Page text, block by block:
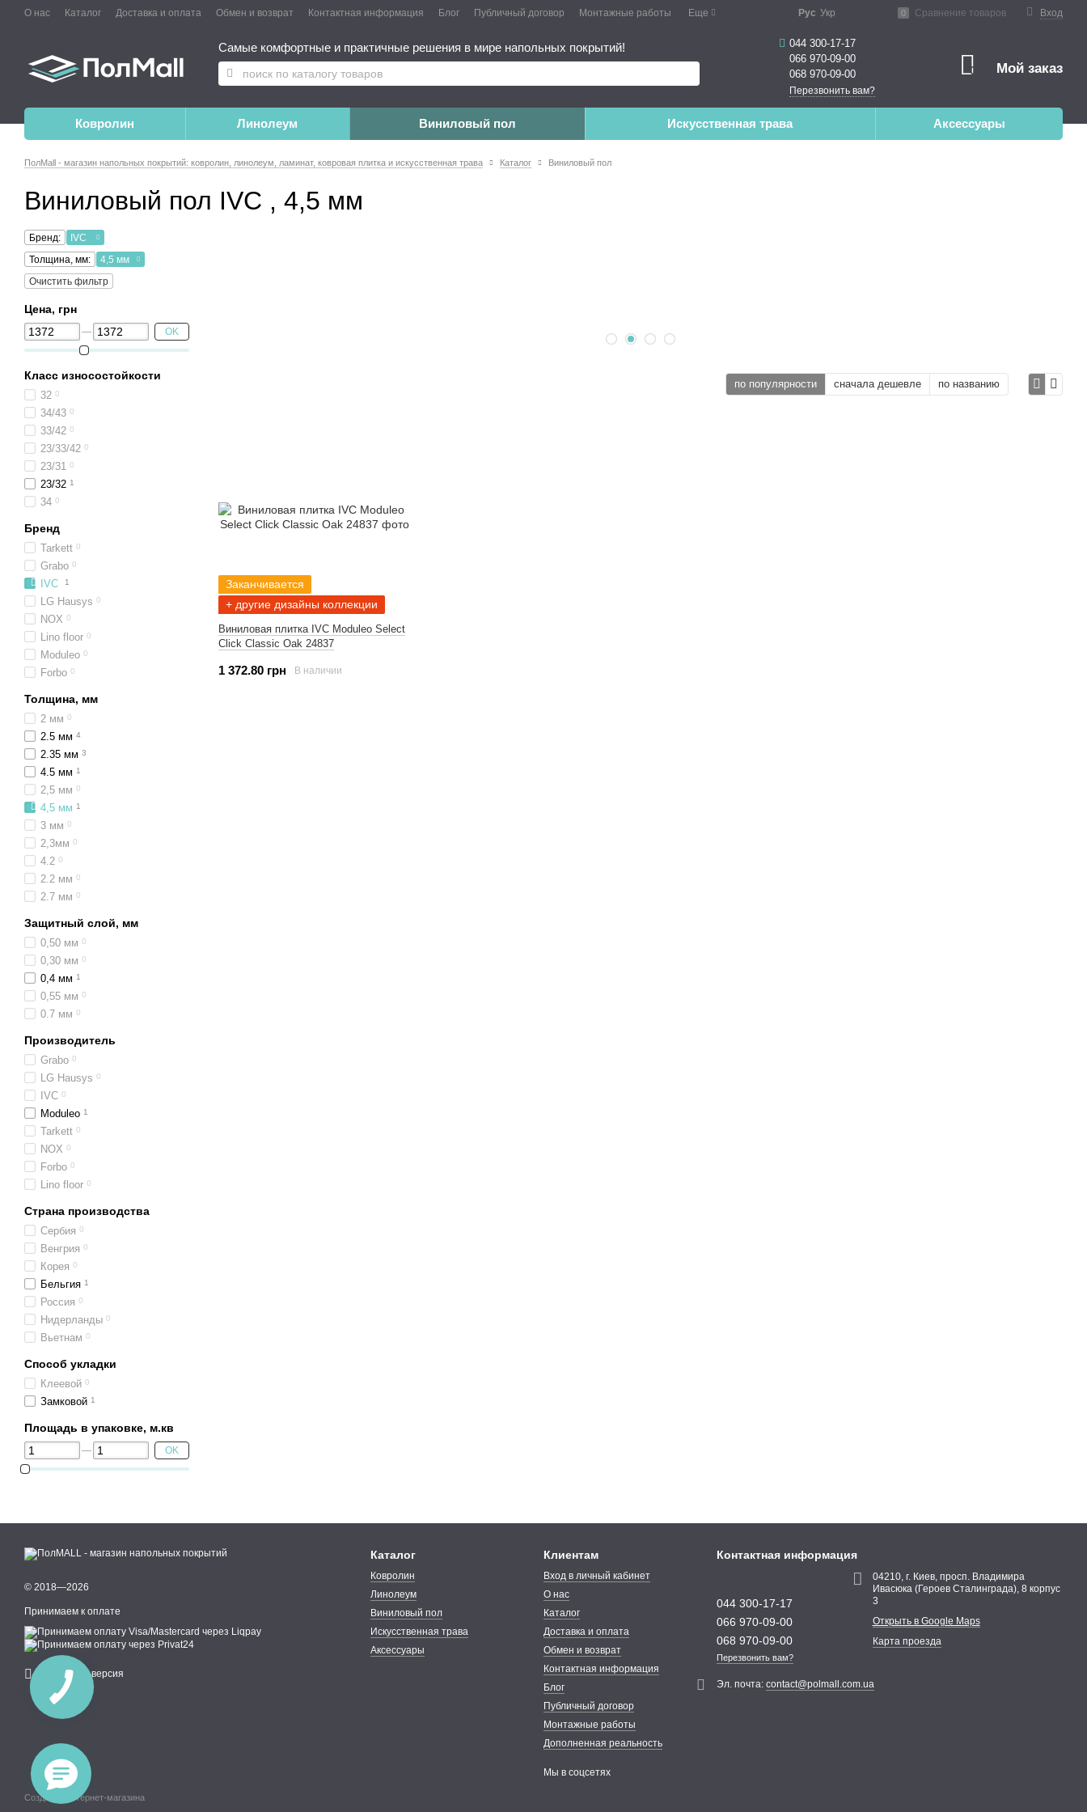
О нас Каталог Доставка и оплата Обмен и возврат Контактная информация Блог Публичный договор Монтажные работы Еще Вход
0 Сравнение товаров
Рус Укр
Самые комфортные и практичные решения в мире напольных покрытий!
044 300-17-17
066 970-09-00
068 970-09-00
Перезвонить вам?
0 Мой заказ
Ковролин Линолеум Виниловый пол Искусственная трава Аксессуары
ПолMall - магазин напольных покрытий: ковролин, линолеум, ламинат, ковровая плитка и искусственная трава Каталог Виниловый пол
Виниловый пол IVC , 4,5 мм
по популярности сначала дешевле по названию
Заканчивается
+ другие дизайны коллекции
Виниловая плитка IVC Moduleo Select
Click Classic Oak 24837
1 372.80 грн В наличии
Бренд:
IVC
Толщина, мм:
4,5 мм
Очистить фильтр
Цена, грн
OK
Класс износостойкости
32 0
34/43 0
33/42 0
23/33/42 0
23/31 0
23/32 1
34 0
Бренд
Tarkett 0
Grabo 0
IVC 1
LG Hausys 0
NOX 0
Lino floor 0
Moduleo 0
Forbo 0
Толщина, мм
2 мм 0
2.5 мм 4
2.35 мм 3
4.5 мм 1
2,5 мм 0
4,5 мм 1
3 мм 0
2,3мм 0
4.2 0
2.2 мм 0
2.7 мм 0
Защитный слой, мм
0,50 мм 0
0,30 мм 0
0,4 мм 1
0,55 мм 0
0.7 мм 0
Производитель
Grabo 0
LG Hausys 0
IVC 0
Moduleo 1
Tarkett 0
NOX 0
Forbo 0
Lino floor 0
Страна производства
Сербия 0
Венгрия 0
Корея 0
Бельгия 1
Россия 0
Нидерланды 0
Вьетнам 0
Способ укладки
Клеевой 0
Замковой 1
Площадь в упаковке, м.кв
OK
© 2018—2026
Принимаем к оплате
Мобильная версия
Каталог
Ковролин
Линолеум
Виниловый пол
Искусственная трава
Аксессуары
Клиентам
Вход в личный кабинет
О нас
Каталог
Доставка и оплата
Обмен и возврат
Контактная информация
Блог
Публичный договор
Монтажные работы
Дополненная реальность
Мы в соцсетях
Контактная информация
044 300-17-17
066 970-09-00
068 970-09-00
Перезвонить вам?
04210, г. Киев, просп. Владимира
Ивасюка (Героев Сталинграда), 8 корпус
3
Открыть в Google Maps
Карта проезда
Эл. почта:contact@polmall.com.ua
Создание интернет-магазина